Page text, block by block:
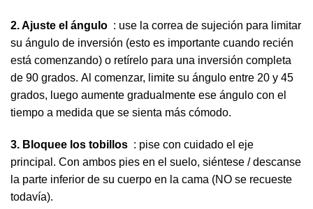
2. Ajuste el ángulo : use la correa de sujeción para limitar
su ángulo de inversión (esto es importante cuando recién
está comenzando) o retírelo para una inversión completa
de 90 grados. Al comenzar, limite su ángulo entre 20 y 45
grados, luego aumente gradualmente ese ángulo con el
tiempo a medida que se sienta más cómodo.
3. Bloquee los tobillos : pise con cuidado el eje
principal. Con ambos pies en el suelo, siéntese / descanse
la parte inferior de su cuerpo en la cama (NO se recueste
todavía).